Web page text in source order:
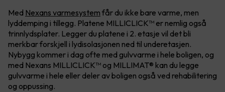
Med Nexans varmesystem får du ikke bare varme, men
lyddemping i tillegg. Platene MILLICLICK™ er nemlig også
trinnlydsplater. Legger du platene i 2. etasje vil det bli
merkbar forskjell i lydisolasjonen ned til underetasjen.
Nybygg kommer i dag ofte med gulvvarme i hele boligen, og
med Nexans MILLICLICK™ og MILLIMAT® kan du legge
gulvvarme i hele eller deler av boligen også ved rehabilitering
og oppussing.